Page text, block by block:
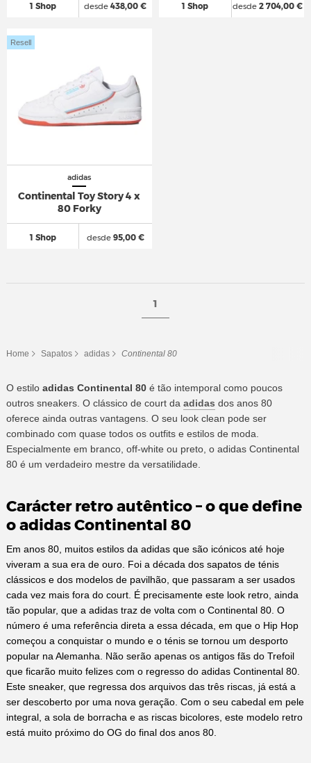
1 Shop desde 438,00 € 1 Shop desde 2 704,00 €
adidas
Continental Toy Story 4 x
80 Forky
1 Shop
Resell
desde95,00 €
1
Home Sapatos adidas Continental 80
O estilo adidas Continental 80é tão intemporal como poucos
outros sneakers. O clássico de court da adidas dos anos 80
oferece ainda outras vantagens. O seu look clean pode ser
combinado com quase todos os outfits e estilos de moda.
Especialmente em branco, off-white ou preto, o adidas Continental
80 é um verdadeiro mestre da versatilidade.
Carácter retro autêntico – o que define
o adidas Continental 80
Em anos 80, muitos estilos da adidas que são icónicos até hoje
viveram a sua era de ouro. Foi a década dos sapatos de ténis
clássicos e dos modelos de pavilhão, que passaram a ser usados
cada vez mais fora do court. É precisamente este look retro, ainda
tão popular, que a adidas traz de volta com o Continental 80. O
número é uma referência direta a essa década, em que o Hip Hop
começou a conquistar o mundo e o ténis se tornou um desporto
popular na Alemanha. Não serão apenas os antigos fãs do Trefoil
que ficarão muito felizes com o regresso do adidas Continental 80.
Este sneaker, que regressa dos arquivos das três riscas, já está a
ser descoberto por uma nova geração. Com o seu cabedal em pele
integral, a sola de borracha e as riscas bicolores, este modelo retro
está muito próximo do OG do final dos anos 80.